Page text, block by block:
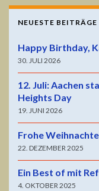
NEUESTE BEITRÄGE
Happy Birthday,
30. JULI 2026
12. Juli: Aachen
Heights Day
19. JUNI 2026
Frohe
22. DEZEMBER 2025
Ein Best of mit
4. OKTOBER 2025